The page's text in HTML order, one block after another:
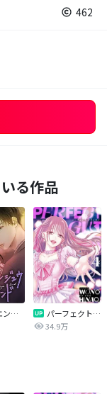
462
る作品
シンジュウエンド【タテヨミ】
パーフェクトグリッター
34.9万